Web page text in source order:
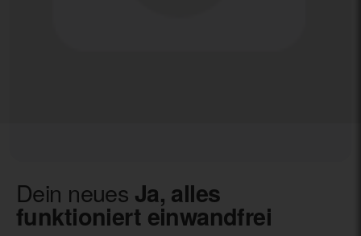
Dein neues Ja, alles
funktioniert einwandfrei